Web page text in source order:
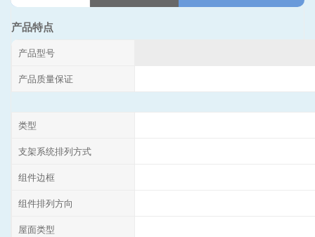
产品特点
产品型号
产品质量保证
类型
支架系统排列方式
组件边框
组件排列方向
屋面类型